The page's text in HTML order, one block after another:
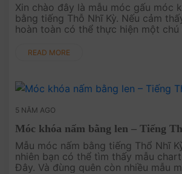
Xin chào đây là mẫu móc gấu móc
bằng tiếng Thỗ Nhĩ Kỳ. Nếu cảm
hoàn toàn có thể thực hiện một
READ MORE
5 NĂM AGO
Móc khóa nấm bằng len – Tiếng
Mẫu móc nấm bằng tiếng Thổ Nhĩ
nhiên bạn có thể tìm thấy mẫu
Đây. Và đùng quên còn nhiều mẫu